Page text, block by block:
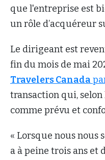
que l'entreprise est
un rôle d’acquéreur
Le dirigeant est
fin du mois de mai
Travelers Canada
transaction qui, selon
comme prévu et
« Lorsque nous nous
a à peine trois ans et